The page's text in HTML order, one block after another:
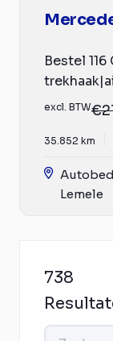
Bestel 116
excl. BTW
35.852 km
Lemele
738